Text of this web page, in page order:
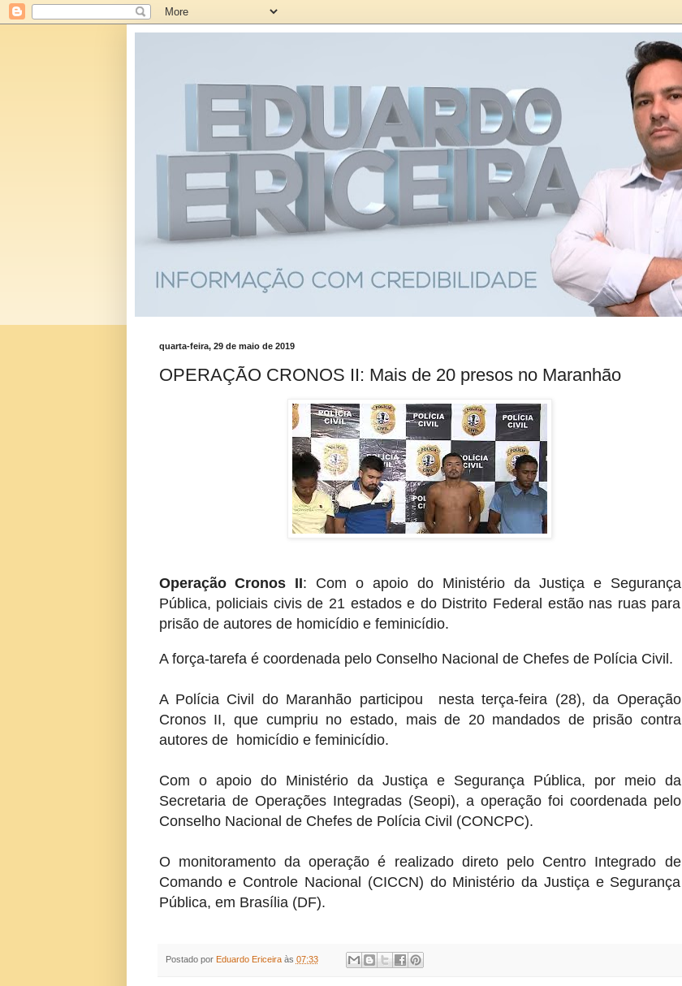
quarta-feira, 29 de maio de 2019
OPERAÇÃO CRONOS II: Mais de 20 presos no Maranhão
Operação Cronos II: Com o apoio do Ministério da Justiça e Segurança
Pública, policiais civis de 21 estados e do Distrito Federal estão nas ruas para
prisão de autores de homicídio e feminicídio.
A força-tarefa é coordenada pelo Conselho Nacional de Chefes de Polícia Civil.
A Polícia Civil do Maranhão participou nesta terça-feira (28), da Operação
Cronos II, que cumpriu no estado, mais de 20 mandados de prisão contra
autores de homicídio e feminicídio.
Com o apoio do Ministério da Justiça e Segurança Pública, por meio da
Secretaria de Operações Integradas (Seopi), a operação foi coordenada pelo
Conselho Nacional de Chefes de Polícia Civil (CONCPC).
O monitoramento da operação é realizado direto pelo Centro Integrado de
Comando e Controle Nacional (CICCN) do Ministério da Justiça e Segurança
Pública, em Brasília (DF).
Postado por Eduardo Ericeira às 07:33